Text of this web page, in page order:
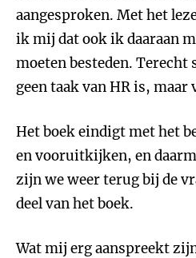
aangesproken. Met het
ik mij dat ook ik daaraan
moeten besteden. Terecht
geen taak van HR is, maar
Het boek eindigt met het
en vooruitkijken, en
zijn we weer terug bij de
deel van het boek.
Wat mij erg aanspreekt